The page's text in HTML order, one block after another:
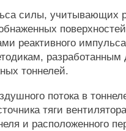
силы, учитывающих
реактивного
разработанным
тоннелей.
потока в
тяги
и расположенного